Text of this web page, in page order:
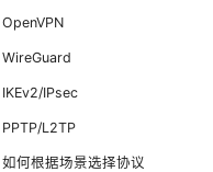
OpenVPN
WireGuard
IKEv2/IPsec
PPTP/L2TP
如何根据场景选择协议